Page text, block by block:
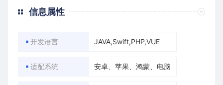
信息属性
开发语言 JAVA,Swift,PHP,VUE
适配系统 安卓、苹果、鸿蒙、电脑